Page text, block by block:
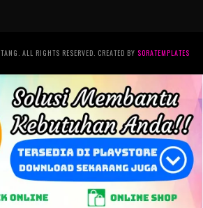
ALL RIGHTS RESERVED. CREATED BY SORATEMPLATES